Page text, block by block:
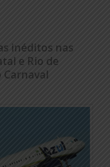
inéditos nas
e Rio de
Carnaval